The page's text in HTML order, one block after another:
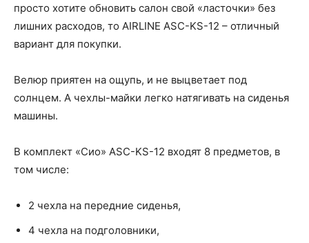
просто хотите обновить салон свой «ласточки» без
лишних расходов, то AIRLINE ASC-KS-12 – отличный
вариант для покупки.
Велюр приятен на ощупь, и не выцветает под
солнцем. А чехлы-майки легко натягивать на сиденья
машины.
В комплект «Сио» ASC-KS-12 входят 8 предметов, в
том числе:
2 чехла на передние сиденья,
4 чехла на подголовники,